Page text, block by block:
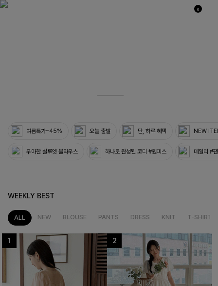
0
여름특가~45% 오늘 출발 단, 하루 혜택 NEW
우아한 실루엣 블라우스 하나로 완성된 코디 #원피스 데일리 #
WEEKLY BEST
ALL NEW BLOUSE PANTS DRESS KNIT T-SHIRT